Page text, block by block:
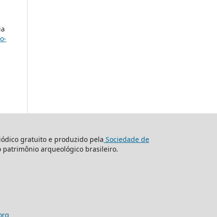
gratuito e produzido pela Sociedade de
patrimônio arqueológico brasileiro.